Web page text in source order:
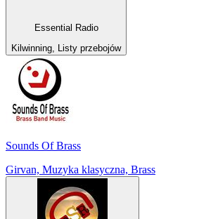
Essential Radio
Kilwinning, Listy przebojów
Sounds Of Brass
Girvan, Muzyka klasyczna, Brass